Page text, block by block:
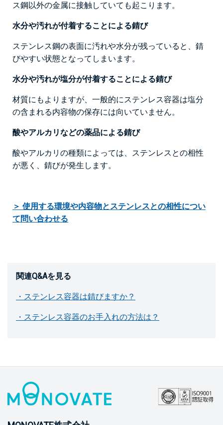
ス鋼以外の金属に接触していても起こります。
水分や汚れが付着することによる錆び
ステンレス鋼の表面に汚れや水分が残っていると、錆
びやすい状態となってしまいます。
水分や汚れが塩分が付着することによる錆び
材質にもよりますが、一般的にステンレス容器は塩分
の含まれる内容物の保存には向いていません。
酸やアルカリなどの薬品による錆び
酸やアルカリの種類によっては、ステンレスとの相性
が悪く、錆びが発生します。
＞ 使用する環境や内容物とステンレスとの相性につい
て問い合わせる
関連Q&Aを見る
・ステンレス容器は錆びますか？
・ステンレス容器のお手入れの方法は？